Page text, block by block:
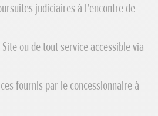
judiciaires à l'encontre de
ou de tout service accessible via
fournis par le concessionnaire à